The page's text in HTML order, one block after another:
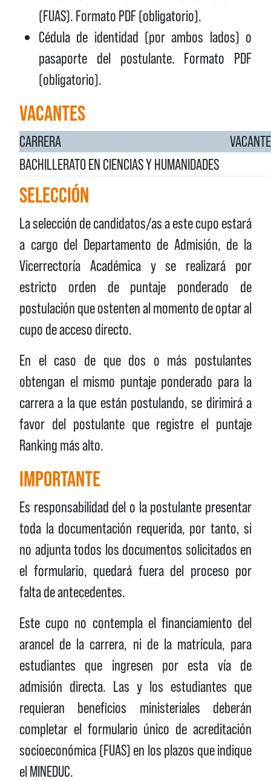
(FUAS). Formato PDF (obligatorio).
Cédula de identidad (por ambos lados) o
pasaporte del postulante. Formato PDF
(obligatorio).
VACANTES
CARRERA
BACHILLERATO EN CIENCIAS Y HUMANIDADES
SELECCIÓN
La selección de candidatos/as a este cupo estará
a cargo del Departamento de Admisión, de la
Vicerrectoría Académica y se realizará por
estricto orden de puntaje ponderado de
postulación que ostenten al momento de optar al
cupo de acceso directo.
En el caso de que dos o más postulantes
obtengan el mismo puntaje ponderado para la
carrera a la que están postulando, se dirimirá a
favor del postulante que registre el puntaje
Ranking más alto.
IMPORTANTE
Es responsabilidad del o la postulante presentar
toda la documentación requerida, por tanto, si
no adjunta todos los documentos solicitados en
el formulario, quedará fuera del proceso por
falta de antecedentes.
Este cupo no contempla el financiamiento del
arancel de la carrera, ni de la matrícula, para
estudiantes que ingresen por esta vía de
admisión directa. Las y los estudiantes que
requieran beneficios ministeriales deberán
completar el formulario único de acreditación
socioeconómica (FUAS) en los plazos que indique
el MINEDUC.